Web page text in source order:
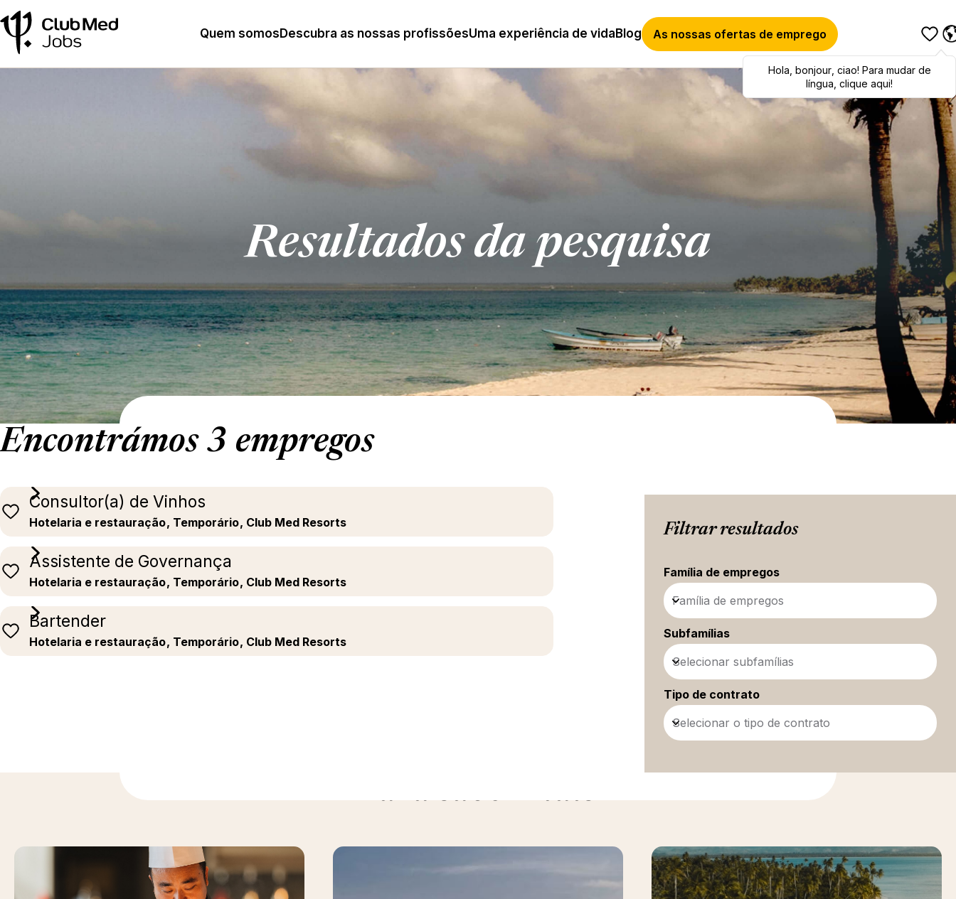
Quem somos Descubra as nossas profissõesUma experiência de vida Blog As nossas ofertas de emprego
Hola,bonjour,ciao! To switch
languages, click here!
Hola bonjour, ciao! Para mudar de
língua, clique aqui!
Resultados da pesquisa
Encontrámos 3 empregos
Consultor(a) de Vinhos
Hotelaria e restauração, Temporário, Club Med Resorts
Assistente de Governança
Hotelaria e restauração, Temporário, Club Med Resorts
Bartender
Hotelaria e restauração, Temporário, Club Med Resorts
Filtrar resultados
Família de empregos
Família de empregos
Subfamílias
Selecionar subfamílias
Tipo de contrato
Selecionar o tipo de contrato
Para saber mais